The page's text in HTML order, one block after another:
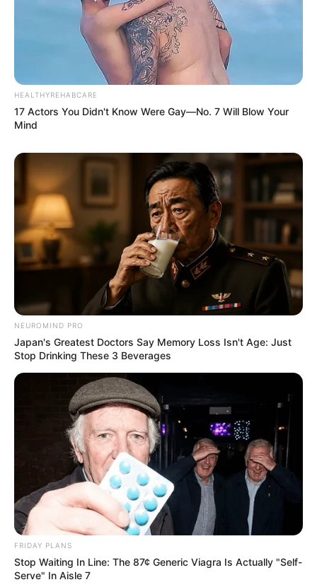
HEALTHYREHABCARE
17 Actors You Didn't Know Were Gay—No. 7 Will Blow Your
Mind
NEUROMIND PRO
Japan's Greatest Doctors Say Memory Loss Isn't Age: Just
Stop Drinking These 3 Beverages
FRIDAY PLANS
Stop Waiting In Line: The 87¢ Generic Viagra Is Actually "Self-
Serve" In Aisle 7